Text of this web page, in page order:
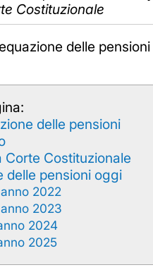
Costituzionale
delle pensioni
delle pensioni
Corte Costituzionale
delle pensioni oggi
2022
2023
2024
2025